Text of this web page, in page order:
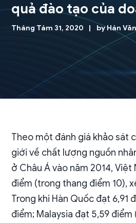
quả đào tạo của
Tháng Tám 31, 2020 byHán
Theo một đánh giá khảo sát
giới về chất lượng nguồn
ở Châu Á vào năm 2014,
điểm (trong thang điểm 10),
Trong khi Hàn Quốc đạt 6,91
điểm; Malaysia đạt 5,59 điểm